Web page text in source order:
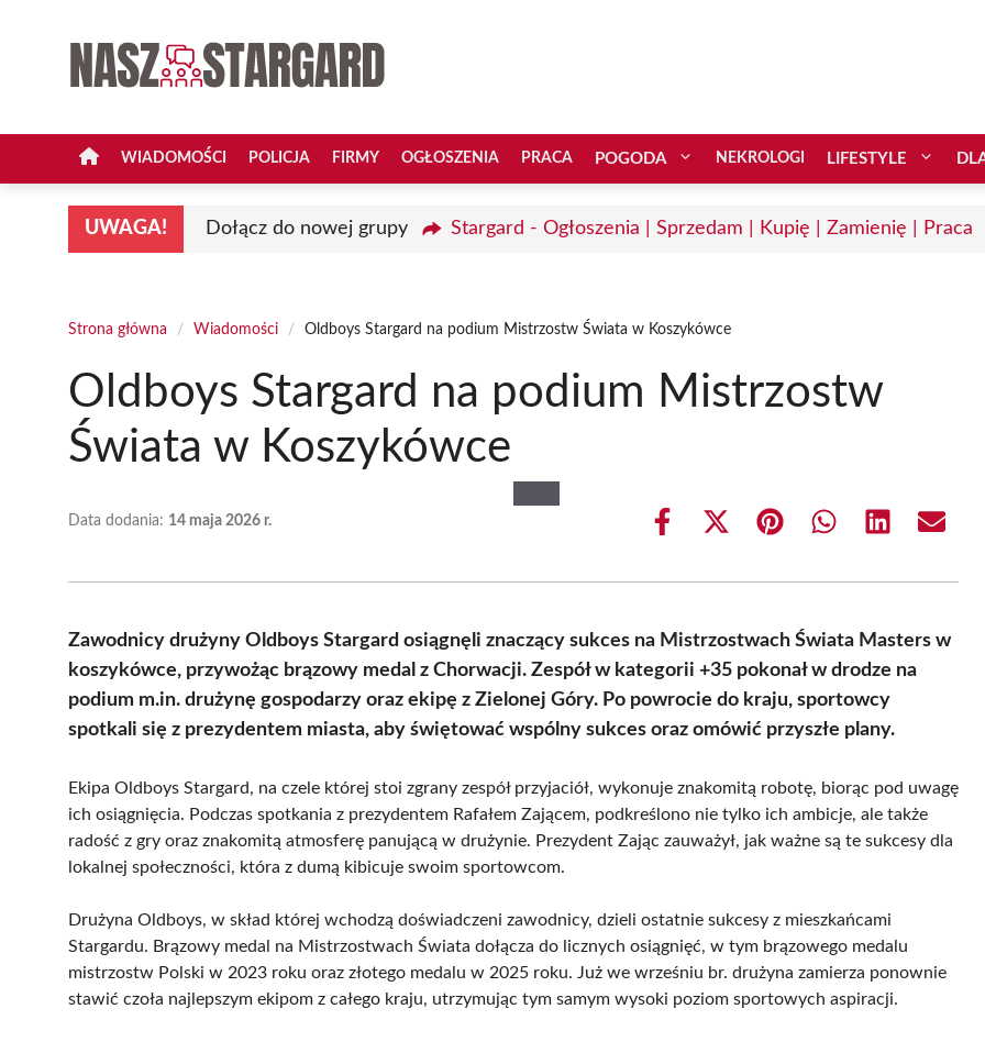
WIADOMOŚCI POLICJA FIRMY OGŁOSZENIA PRACA POGODA NEKROLOGI LIFESTYLE
UWAGA! Dołącz do nowej grupy Stargard - Ogłoszenia | Sprzedam | Kupię | Zamienię | Praca
Strona główna / Wiadomości / Oldboys Stargard na podium Mistrzostw Świata w Koszykówce
Oldboys Stargard na podium Mistrzostw
Świata w Koszykówce
Data dodania: 14 maja 2026 r.
Share
Share
(Twitter)
Share Share Share Share
Zawodnicy drużyny Oldboys Stargard osiągnęli znaczący sukces na Mistrzostwach Świata Masters w
koszykówce, przywożąc brązowy medal z Chorwacji. Zespół w kategorii +35 pokonał w drodze na
podium m.in. drużynę gospodarzy oraz ekipę z Zielonej Góry. Po powrocie do kraju, sportowcy
spotkali się z prezydentem miasta, aby świętować wspólny sukces oraz omówić przyszłe plany.
Ekipa Oldboys Stargard, na czele której stoi zgrany zespół przyjaciół, wykonuje znakomitą robotę, biorąc pod uwagę
ich osiągnięcia. Podczas spotkania z prezydentem Rafałem Zającem, podkreślono nie tylko ich ambicje, ale także
radość z gry oraz znakomitą atmosferę panującą w drużynie. Prezydent Zając zauważył, jak ważne są te sukcesy dla
lokalnej społeczności, która z dumą kibicuje swoim sportowcom.
Drużyna Oldboys, w skład której wchodzą doświadczeni zawodnicy, dzieli ostatnie sukcesy z mieszkańcami
Stargardu. Brązowy medal na Mistrzostwach Świata dołącza do licznych osiągnięć, w tym brązowego medalu
mistrzostw Polski w 2023 roku oraz złotego medalu w 2025 roku. Już we wrześniu br. drużyna zamierza ponownie
stawić czoła najlepszym ekipom z całego kraju, utrzymując tym samym wysoki poziom sportowych aspiracji.